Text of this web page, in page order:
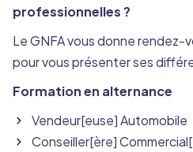
professionnelles ?
Le GNFA vous donne rendez-
pour vous présenter ses
Formation en alternance
Vendeur[euse] Automobile
Conseiller[ère]